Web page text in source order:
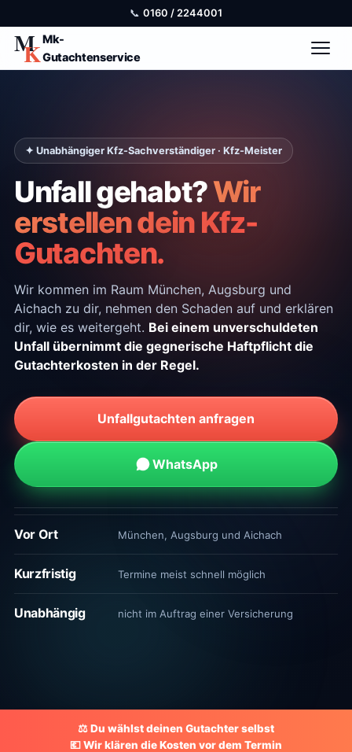
📞 0160 / 2244001
Mk-
Gutachtenservice
✦ Unabhängiger Kfz-Sachverständiger · Kfz-Meister
Unfall gehabt?Wir
erstellen dein Kfz-
Gutachten.
Wir kommen im Raum München, Augsburg und
Aichach zu dir, nehmen den Schaden auf und erklären
dir, wie es weitergeht. Bei einem unverschuldeten
Unfall übernimmt die gegnerische Haftpflicht die
Gutachterkosten in der Regel.
Unfallgutachten anfragen
WhatsApp
Vor Ort München, Augsburg und Aichach
Kurzfristig Termine meist schnell möglich
Unabhängig nicht im Auftrag einer Versicherung
⚖️Du wählst deinen Gutachter selbst
💶Wir klären die Kosten vor dem Termin